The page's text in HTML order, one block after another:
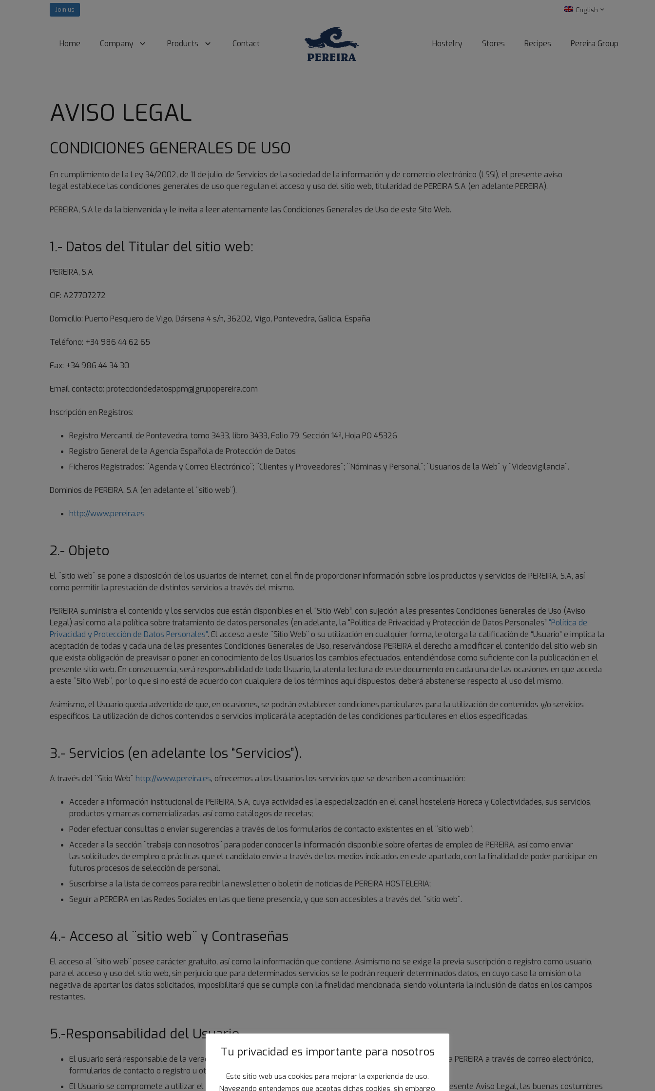
Join us English
Home Company Products Contact Hostelry Stores Recipes Pereira Group
AVISO LEGAL
CONDICIONES GENERALES DE USO
En cumplimiento de la Ley 34/2002, de 11 de julio, de Servicios de la sociedad de la información y de comercio electrónico (LSSI), el presente aviso
legal establece las condiciones generales de uso que regulan el acceso y uso del sitio web, titularidad de PEREIRA S.A (en adelante PEREIRA).
PEREIRA, S.A le da la bienvenida y le invita a leer atentamente las Condiciones Generales de Uso de este Sito Web.
1.- Datos del Titular del sitio web:
PEREIRA, S.A
CIF: A27707272
Domicilio: Puerto Pesquero de Vigo, Dársena 4 s/n, 36202, Vigo, Pontevedra, Galicia, España
Teléfono: +34 986 44 62 65
Fax: +34 986 44 34 30
Email contacto: protecciondedatosppm@grupopereira.com
Inscripción en Registros:
Registro Mercantil de Pontevedra, tomo 3433, libro 3433, Folio 79, Sección 14ª, Hoja PO 45326
Registro General de la Agencia Española de Protección de Datos
Ficheros Registrados: ¨Agenda y Correo Electrónico¨; ¨Clientes y Proveedores¨; ¨Nóminas y Personal¨; ¨Usuarios de la Web¨ y ¨Videovigilancia¨.
Dominios de PEREIRA, S.A (en adelante el ¨sitio web¨).
http://www.pereira.es
2.- Objeto
El ¨sitio web¨ se pone a disposición de los usuarios de Internet, con el fin de proporcionar información sobre los productos y servicios de PEREIRA, S.A, así
como permitir la prestación de distintos servicios a través del mismo.
PEREIRA suministra el contenido y los servicios que están disponibles en el “Sitio Web”, con sujeción a las presentes Condiciones Generales de Uso (Aviso
Legal) así como a la política sobre tratamiento de datos personales (en adelante, la “Política de Privacidad y Protección de Datos Personales” “Política de
Privacidad y Protección de Datos Personales”. El acceso a este ¨Sitio Web¨ o su utilización en cualquier forma, le otorga la calificación de “Usuario” e implica la
aceptación de todas y cada una de las presentes Condiciones Generales de Uso, reservándose PEREIRA el derecho a modificar el contenido del sitio web sin
que exista obligación de preavisar o poner en conocimiento de los Usuarios los cambios efectuados, entendiéndose como suficiente con la publicación en el
presente sitio web. En consecuencia, será responsabilidad de todo Usuario, la atenta lectura de este documento en cada una de las ocasiones en que acceda
a este ¨Sitio Web¨, por lo que si no está de acuerdo con cualquiera de los términos aquí dispuestos, deberá abstenerse respecto al uso del mismo.
Asimismo, el Usuario queda advertido de que, en ocasiones, se podrán establecer condiciones particulares para la utilización de contenidos y/o servicios
específicos. La utilización de dichos contenidos o servicios implicará la aceptación de las condiciones particulares en ellos especificadas.
3.- Servicios (en adelante los “Servicios”).
A través del ¨Sitio Web¨ http://www.pereira.es, ofrecemos a los Usuarios los servicios que se describen a continuación:
Acceder a información institucional de PEREIRA, S.A, cuya actividad es la especialización en el canal hostelería Horeca y Colectividades, sus servicios,
productos y marcas comercializadas, así como catálogos de recetas;
Poder efectuar consultas o enviar sugerencias a través de los formularios de contacto existentes en el ¨sitio web¨;
Acceder a la sección ¨trabaja con nosotros¨ para poder conocer la información disponible sobre ofertas de empleo de PEREIRA, así como enviar
las solicitudes de empleo o prácticas que el candidato envíe a través de los medios indicados en este apartado, con la finalidad de poder participar en
futuros procesos de selección de personal.
Suscribirse a la lista de correos para recibir la newsletter o boletín de noticias de PEREIRA HOSTELERIA;
Seguir a PEREIRA en las Redes Sociales en las que tiene presencia, y que son accesibles a través del ¨sitio web¨.
4.- Acceso al ¨sitio web¨ y Contraseñas
El acceso al ¨sitio web¨ posee carácter gratuito, así como la información que contiene. Asimismo no se exige la previa suscripción o registro como usuario,
para el acceso y uso del sitio web, sin perjuicio que para determinados servicios se le podrán requerir determinados datos, en cuyo caso la omisión o la
negativa de aportar los datos solicitados, imposibilitará que se cumpla con la finalidad mencionada, siendo voluntaria la inclusión de datos en los campos
restantes.
5.-Responsabilidad del Usuario
El usuario será responsable de la veracidad y exactitud de los datos e informaciones enviados o facilitados a PEREIRA a través de correo electrónico,
formularios de contacto o registro u otros medios convencionales como teléfono y/o fax.
El Usuario se compromete a utilizar el ¨sitio web¨, los contenidos y servicios de conformidad con la ley, el presente Aviso Legal, las buenas costumbres
Tu privacidad es importante para nosotros
Este sitio web usa cookies para mejorar la experiencia de uso.
Navegando entendemos que aceptas dichas cookies, sin embargo,